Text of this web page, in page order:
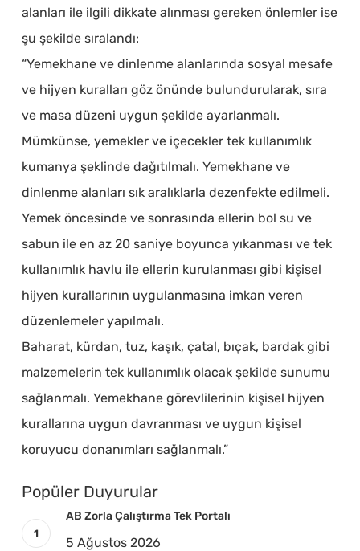
alanları ile ilgili dikkate alınması gereken önlemler ise
şu şekilde sıralandı:
“Yemekhane ve dinlenme alanlarında sosyal mesafe
ve hijyen kuralları göz önünde bulundurularak, sıra
ve masa düzeni uygun şekilde ayarlanmalı.
Mümkünse, yemekler ve içecekler tek kullanımlık
kumanya şeklinde dağıtılmalı. Yemekhane ve
dinlenme alanları sık aralıklarla dezenfekte edilmeli.
Yemek öncesinde ve sonrasında ellerin bol su ve
sabun ile en az 20 saniye boyunca yıkanması ve tek
kullanımlık havlu ile ellerin kurulanması gibi kişisel
hijyen kurallarının uygulanmasına imkan veren
düzenlemeler yapılmalı.
Baharat, kürdan, tuz, kaşık, çatal, bıçak, bardak gibi
malzemelerin tek kullanımlık olacak şekilde sunumu
sağlanmalı. Yemekhane görevlilerinin kişisel hijyen
kurallarına uygun davranması ve uygun kişisel
koruyucu donanımları sağlanmalı.”
Popüler Duyurular
AB Zorla Çalıştırma Tek Portalı
5 Ağustos 2026